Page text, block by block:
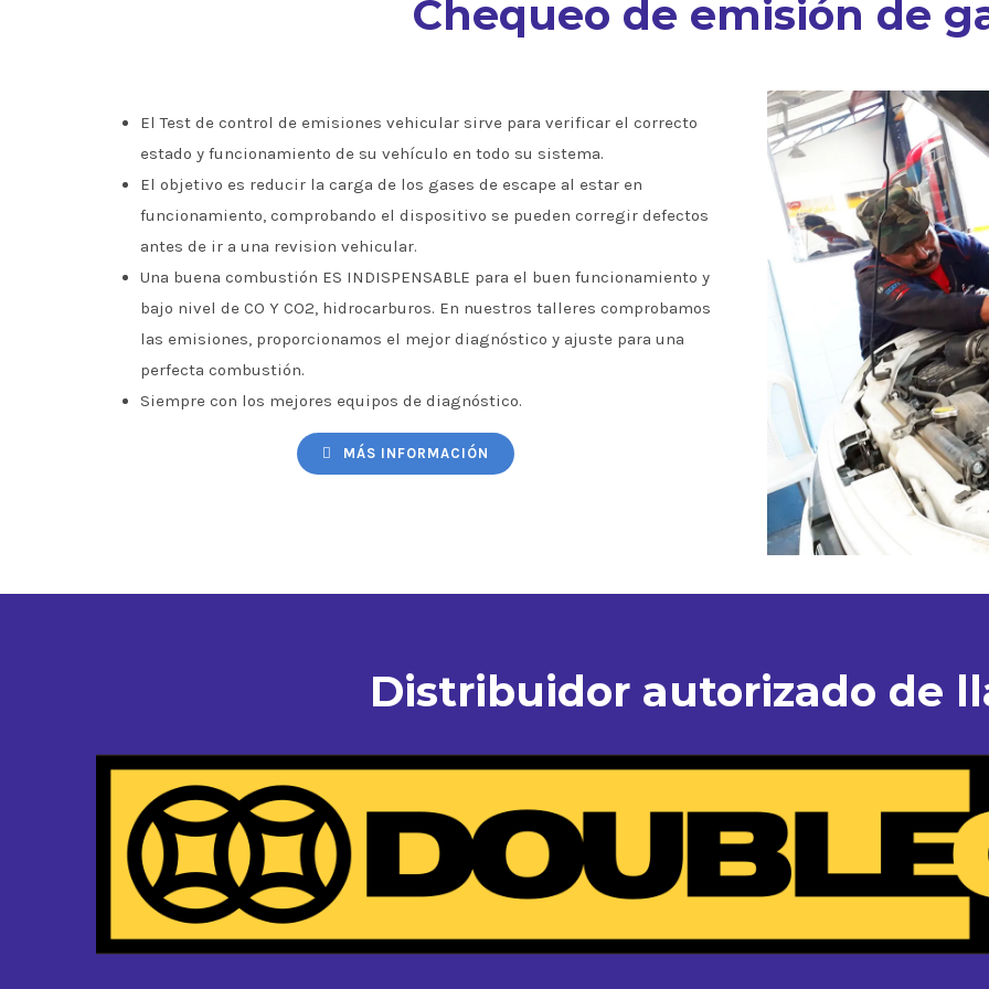
Chequeo de emisión de
El Test de control de emisiones vehicular sirve para verificar el correcto
estado y funcionamiento de su vehículo en todo su sistema.
El objetivo es reducir la carga de los gases de escape al estar en
funcionamiento, comprobando el dispositivo se pueden corregir defectos
antes de ir a una revision vehicular.
Una buena combustión ES INDISPENSABLE para el buen funcionamiento y
bajo nivel de CO Y CO2, hidrocarburos. En nuestros talleres comprobamos
las emisiones, proporcionamos el mejor diagnóstico y ajuste para una
perfecta combustión.
Siempre con los mejores equipos de diagnóstico.
MÁS INFORMACIÓN
Distribuidor autorizado de